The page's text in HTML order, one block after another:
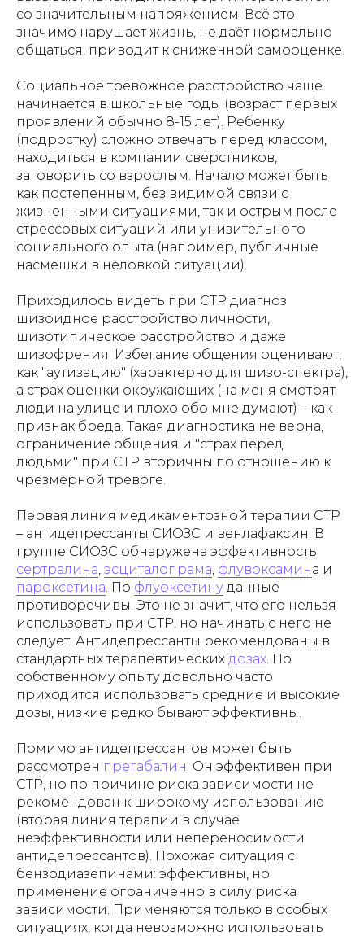
со значительным напряжением. Всё это
значимо нарушает жизнь, не даёт нормально
общаться, приводит к сниженной самооценке.
Социальное тревожное расстройство чаще
начинается в школьные годы (возраст первых
проявлений обычно 8-15 лет). Ребенку
(подростку) сложно отвечать перед классом,
находиться в компании сверстников,
заговорить со взрослым. Начало может быть
как постепенным, без видимой связи с
жизненными ситуациями, так и острым после
стрессовых ситуаций или унизительного
социального опыта (например, публичные
насмешки в неловкой ситуации).
Приходилось видеть при СТР диагноз
шизоидное расстройство личности,
шизотипическое расстройство и даже
шизофрения. Избегание общения оценивают,
как "аутизацию" (характерно для шизо-спектра),
а страх оценки окружающих (на меня смотрят
люди на улице и плохо обо мне думают) – как
признак бреда. Такая диагностика не верна,
ограничение общения и "страх перед
людьми" при СТР вторичны по отношению к
чрезмерной тревоге.
Первая линия медикаментозной терапии СТР
– антидепрессанты СИОЗС и венлафаксин. В
группе СИОЗС обнаружена эффективность
сертралина, эсциталопрама, флувоксамина и
пароксетина. По флуоксетину данные
противоречивы. Это не значит, что его нельзя
использовать при СТР, но начинать с него не
следует. Антидепрессанты рекомендованы в
стандартных терапевтических дозах. По
собственному опыту довольно часто
приходится использовать средние и высокие
дозы, низкие редко бывают эффективны.
Помимо антидепрессантов может быть
рассмотрен прегабалин. Он эффективен при
СТР, но по причине риска зависимости не
рекомендован к широкому использованию
(вторая линия терапии в случае
неэффективности или непереносимости
антидепрессантов). Похожая ситуация с
бензодиазепинами: эффективны, но
применение ограниченно в силу риска
зависимости. Применяются только в особых
ситуациях, когда невозможно использовать